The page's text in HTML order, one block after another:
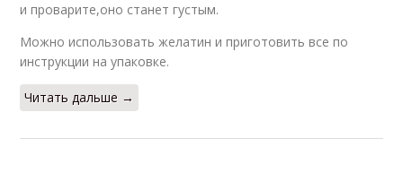
и проварите,оно станет густым.
Можно использовать желатин и приготовить все по
инструкции на упаковке.
Читать дальше →